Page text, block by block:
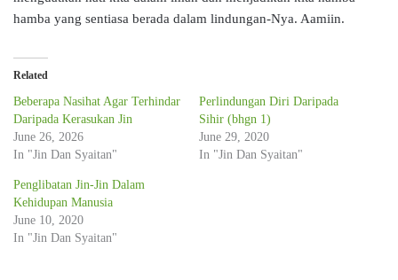
hamba yang sentiasa berada dalam lindungan-Nya. Aamiin.
Related
Beberapa Nasihat Agar Terhindar
Daripada Kerasukan Jin
June 26, 2026
In "Jin Dan Syaitan"
Perlindungan Diri Daripada
Sihir (bhgn 1)
June 29, 2020
In "Jin Dan Syaitan"
Penglibatan Jin-Jin Dalam
Kehidupan Manusia
June 10, 2020
In "Jin Dan Syaitan"